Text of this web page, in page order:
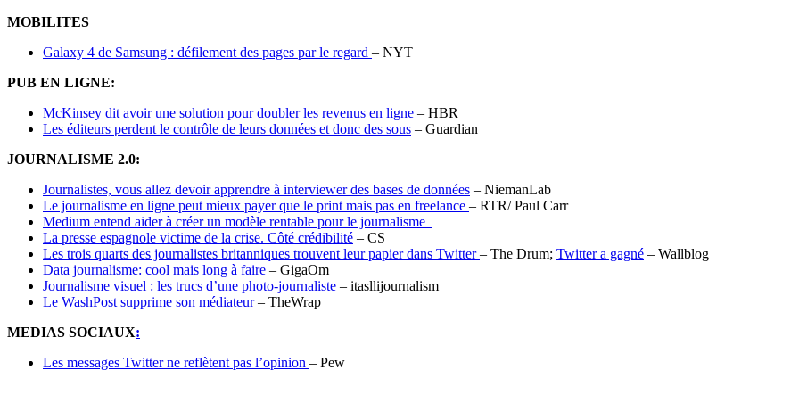
MOBILITES
Galaxy 4 de Samsung : défilement des pages par le regard – NYT
PUB EN LIGNE:
McKinsey dit avoir une solution pour doubler les revenus en ligne – HBR
Les éditeurs perdent le contrôle de leurs données et donc des sous – Guardian
JOURNALISME 2.0:
Journalistes, vous allez devoir apprendre à interviewer des bases de données – NiemanLab
Le journalisme en ligne peut mieux payer que le print mais pas en freelance – RTR/ Paul Carr
Medium entend aider à créer un modèle rentable pour le journalisme
La presse espagnole victime de la crise. Côté crédibilité – CS
Les trois quarts des journalistes britanniques trouvent leur papier dans Twitter– The Drum; Twitter a gagné – Wallblog
Data journalisme: cool mais long à faire – GigaOm
Journalisme visuel : les trucs d’une photo-journaliste – itasllijournalism
Le WashPost supprime son médiateur– TheWrap
MEDIAS SOCIAUX:
Les messages Twitter ne reflètent pas l’opinion – Pew